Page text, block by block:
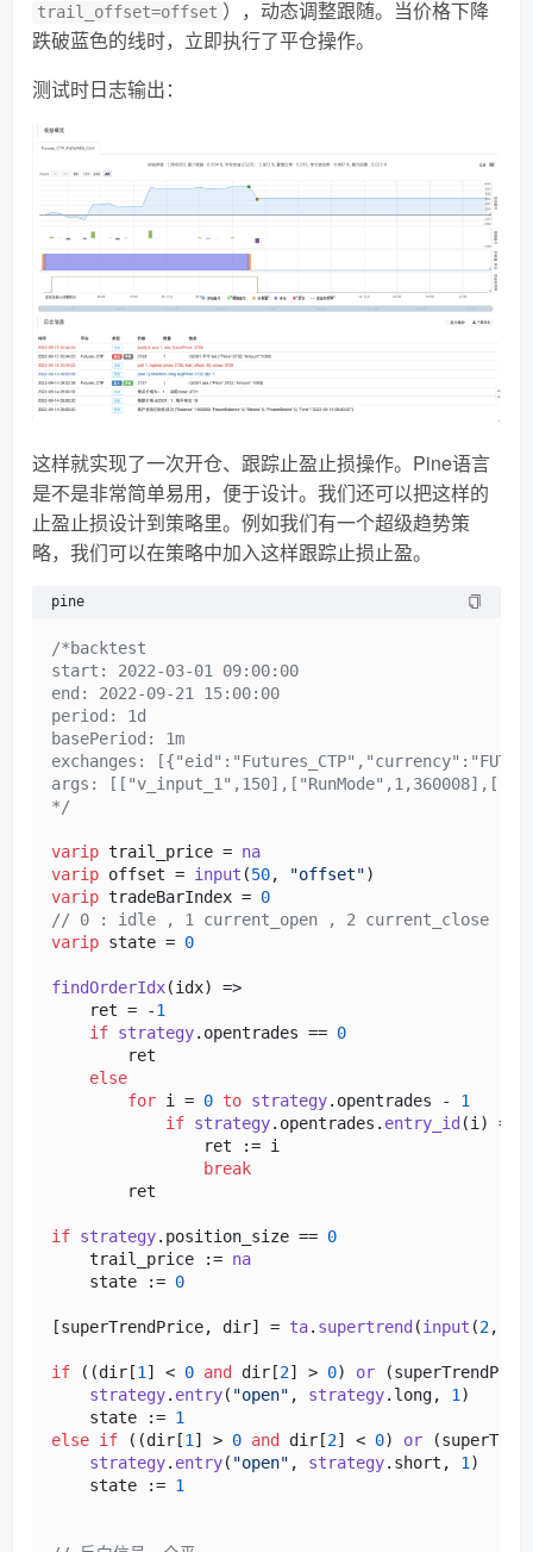
trail_offset=offset ），动态调整跟随。当价格下降
跌破蓝色的线时，立即执行了平仓操作。
测试时日志输出：
这样就实现了一次开仓、跟踪止盈止损操作。Pine语言
是不是非常简单易用，便于设计。我们还可以把这样的
止盈止损设计到策略里。例如我们有一个超级趋势策
略，我们可以在策略中加入这样跟踪止损止盈。
pine
/*backtest
start: 2022-03-01 09:00:00
end: 2022-09-21 15:00:00
period: 1d
basePeriod: 1m
exchanges:
args:
*/
varip trail_price = na
varip offset = input (50, "offset"
varip tradeBarIndex = 0
// 0 : idle , 1 current_open , 2 current_close
varip state = 0
findOrderIdx(idx) =>
    ret = -
1
if strategy. opentrades == 0
        ret
else
for i = 0 to strategy. opentrades - 1
if strategy. opentrades . entry_id(i) ==
                ret := i
break
        ret
if strategy. position_size == 0
    trail_price :=
na
    state :=
0
[superTrendPrice, dir] = ta. supertrend(input (2,
if ((dir[1 ] < 0 and dir[2] > 0) or
strategy. entry( "open" , strategy. long, 1 )
    state :=
1
else if ((dir[1 ] > 0 and dir[2] < 0) or
strategy. entry( "open" , strategy. short , 1 )
    state :=
1